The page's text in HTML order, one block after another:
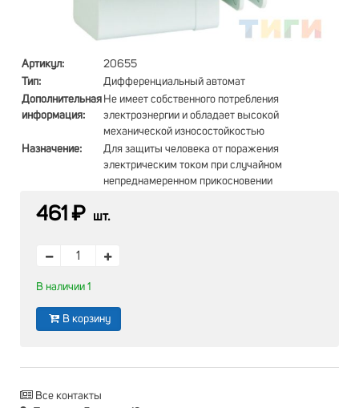
Артикул:
20655
Тип:
Дифференциальный автомат
Дополнительная
информация:
Не имеет собственного потребления
электроэнергии и обладает высокой
механической износостойкостью
Назначение:
Для защиты человека от поражения
электрическим током при случайном
непреднамеренном прикосновении
461 ₽ шт.
В наличии 1
В корзину
Все контакты